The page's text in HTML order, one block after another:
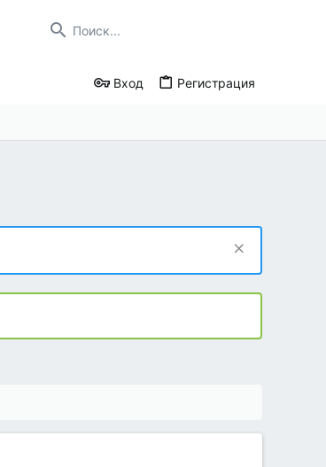
Вход Регистрация